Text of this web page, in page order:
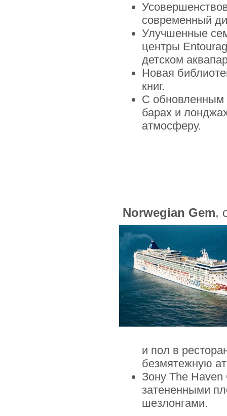
современный
Улучшенные
центры
детском
Новая
книг.
С обновленным
барах и
атмосферу.
Norwegian Gem,
и пол в
безмятежную
Зону The
затененными
шезлонгами.